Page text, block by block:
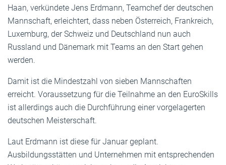
Haan, verkündete Jens Erdmann, Teamchef der deutschen
Mannschaft, erleichtert, dass neben Österreich, Frankreich,
Luxemburg, der Schweiz und Deutschland nun auch
Russland und Dänemark mit Teams an den Start gehen
werden.
Damit ist die Mindestzahl von sieben Mannschaften
erreicht. Voraussetzung für die Teilnahme an den EuroSkills
ist allerdings auch die Durchführung einer vorgelagerten
deutschen Meisterschaft.
Laut Erdmann ist diese für Januar geplant.
Ausbildungsstätten und Unternehmen mit entsprechenden